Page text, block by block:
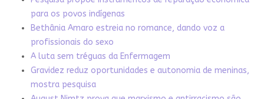
para os povos indígenas
Bethânia Amaro estreia no romance, dando voz a
profissionais do sexo
A luta sem tréguas da Enfermagem
Gravidez reduz oportunidades e autonomia de meninas,
mostra pesquisa